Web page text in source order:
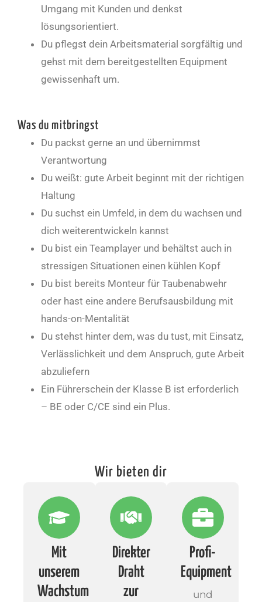
Umgang mit Kunden und denkst
lösungsorientiert.
Du pflegst dein Arbeitsmaterial sorgfältig und
gehst mit dem bereitgestellten Equipment
gewissenhaft um.
Was du mitbringst
Du packst gerne an und übernimmst
Verantwortung
Du weißt: gute Arbeit beginnt mit der richtigen
Haltung
Du suchst ein Umfeld, in dem du wachsen und
dich weiterentwickeln kannst
Du bist ein Teamplayer und behältst auch in
stressigen Situationen einen kühlen Kopf
Du bist bereits Monteur für Taubenabwehr
oder hast eine andere Berufsausbildung mit
hands-on-Mentalität
Du stehst hinter dem, was du tust, mit Einsatz,
Verlässlichkeit und dem Anspruch, gute Arbeit
abzuliefern
Ein Führerschein der Klasse B ist erforderlich
– BE oder C/CE sind ein Plus.
Wir bieten dir
Mit
unserem
Wachstum
Direkter
Draht
zur
Profi-
Equipment
und